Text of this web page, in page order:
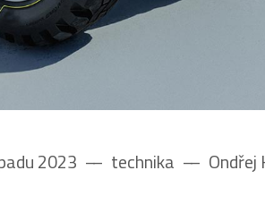
2023 –– technika –– Ondřej